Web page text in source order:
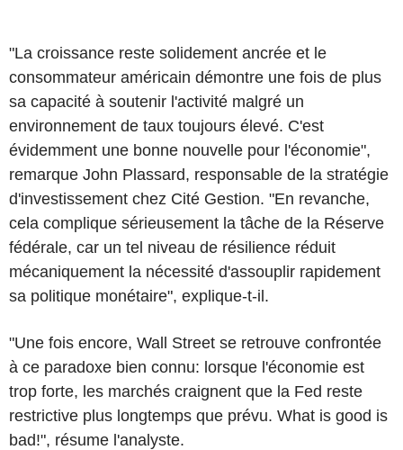
"La croissance reste solidement ancrée et le
consommateur américain démontre une fois de plus
sa capacité à soutenir l'activité malgré un
environnement de taux toujours élevé. C'est
évidemment une bonne nouvelle pour l'économie",
remarque John Plassard, responsable de la stratégie
d'investissement chez Cité Gestion. "En revanche,
cela complique sérieusement la tâche de la Réserve
fédérale, car un tel niveau de résilience réduit
mécaniquement la nécessité d'assouplir rapidement
sa politique monétaire", explique-t-il.
"Une fois encore, Wall Street se retrouve confrontée
à ce paradoxe bien connu: lorsque l'économie est
trop forte, les marchés craignent que la Fed reste
restrictive plus longtemps que prévu. What is good is
bad!", résume l'analyste.